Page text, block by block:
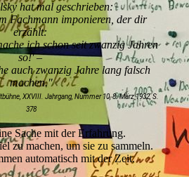
hat mal geschrieben:
Fachmann imponieren, der dir
erzählt:
ich schon seit zwanzig Jahren
so!' –
auch zwanzig Jahre lang falsch
machen."
XXVIII. Jahrgang, Nummer 10, 8. März 1932, S.
378
Sache mit der Erfahrung.
zu machen, um sie zu sammeln.
automatisch mit der Zeit.